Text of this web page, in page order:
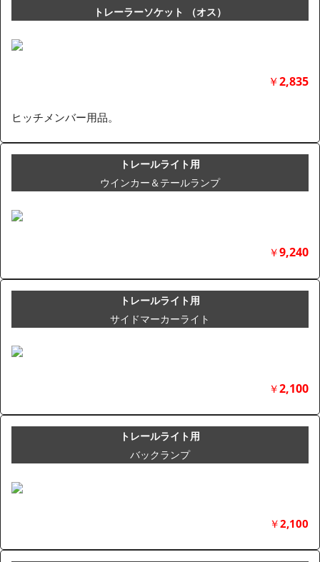
トレーラーソケット （オス）
￥2,835
ヒッチメンバー用品。
トレールライト用
ウインカー＆テールランプ
￥9,240
トレールライト用
サイドマーカーライト
￥2,100
トレールライト用
バックランプ
￥2,100